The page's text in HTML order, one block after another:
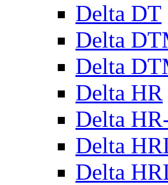
Delta DT
Delta
Delta
Delta HR
Delta
Delta
Delta